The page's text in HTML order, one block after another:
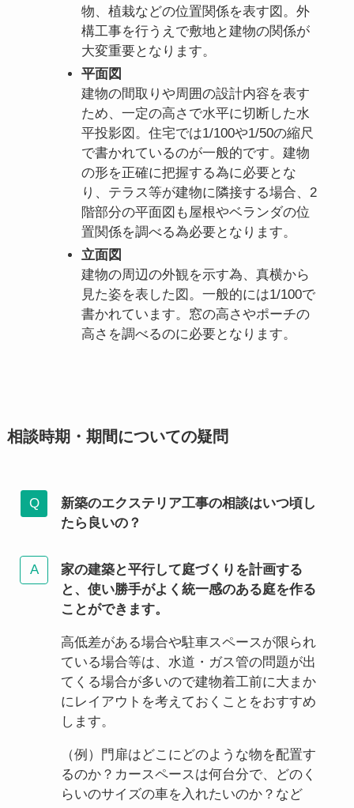
物、植栽などの位置関係を表す図。外
構工事を行うえで敷地と建物の関係が
大変重要となります。
平面図
建物の間取りや周囲の設計内容を表す
ため、一定の高さで水平に切断した水
平投影図。住宅では1/100や1/50の縮尺
で書かれているのが一般的です。建物
の形を正確に把握する為に必要とな
り、テラス等が建物に隣接する場合、2
階部分の平面図も屋根やベランダの位
置関係を調べる為必要となります。
立面図
建物の周辺の外観を示す為、真横から
見た姿を表した図。一般的には1/100で
書かれています。窓の高さやポーチの
高さを調べるのに必要となります。
相談時期・期間についての疑問
新築のエクステリア工事の相談はいつ頃し
たら良いの？
家の建築と平行して庭づくりを計画する
と、使い勝手がよく統一感のある庭を作る
ことができます。
高低差がある場合や駐車スペースが限られ
ている場合等は、水道・ガス管の問題が出
てくる場合が多いので建物着工前に大まか
にレイアウトを考えておくことをおすすめ
します。
（例）門扉はどこにどのような物を配置す
るのか？カースペースは何台分で、どのく
らいのサイズの車を入れたいのか？など